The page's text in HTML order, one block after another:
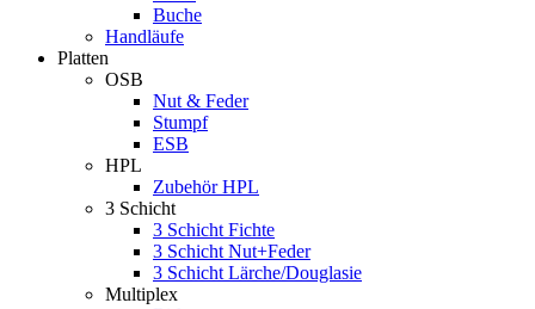
Buche
Handläufe
Platten
OSB
Nut & Feder
Stumpf
ESB
HPL
Zubehör HPL
3 Schicht
3 Schicht Fichte
3 Schicht Nut+Feder
3 Schicht Lärche/Douglasie
Multiplex